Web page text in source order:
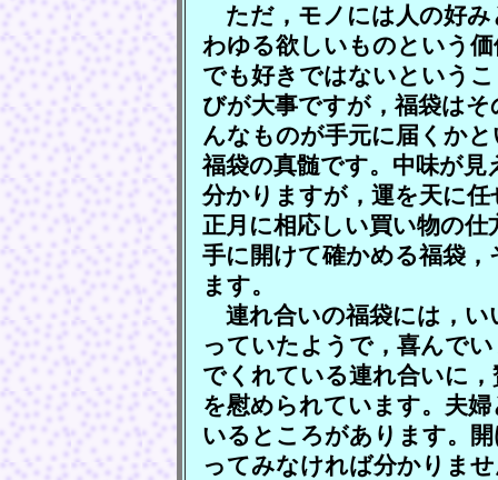
ただ，モノには人の好み
わゆる欲しいものという
でも好きではないという
びが大事ですが，福袋は
んなものが手元に届くか
福袋の真髄です。中味が
分かりますが，運を天に
正月に相応しい買い物の
手に開けて確かめる福袋
ます。
連れ合いの福袋には，い
っていたようで，喜んで
でくれている連れ合いに
を慰められています。夫
いるところがあります。
ってみなければ分かりま